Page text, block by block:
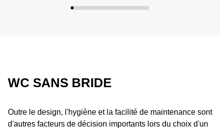
WC SANS BRIDE
Outre le design, l'hygiène et la facilité de maintenance sont
d'autres facteurs de décision importants lors du choix d'un